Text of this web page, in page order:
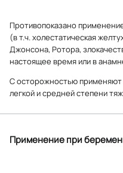
Противопоказано
(в т.ч. холестатическая
Джонсона, Ротора,
настоящее время или в
С осторожностью применяют
легкой и средней степени
Применение при